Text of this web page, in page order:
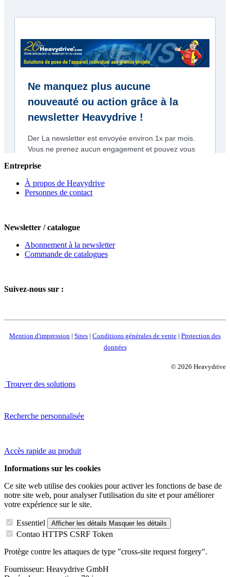
Entreprise
À propos de Heavydrive
Personnes de contact
Newsletter / catalogue
Abonnement à la newsletter
Commande de catalogues
Suivez-nous sur :
Mention d'impression | Sites | Conditions générales de vente | Protection des
données
© 2026 Heavydrive
Trouver des solutions
Recherche personnalisée
Accès rapide au produit
Informations sur les cookies
Ce site web utilise des cookies pour activer les fonctions de base de
notre site web, pour analyser l'utilisation du site et pour améliorer
votre expérience sur le site.
Essentiel Afficher les détails Masquer les détails
Contao HTTPS CSRF Token
Protège contre les attaques de type "cross-site request forgery".
Fournisseur: Heavydrive GmbH